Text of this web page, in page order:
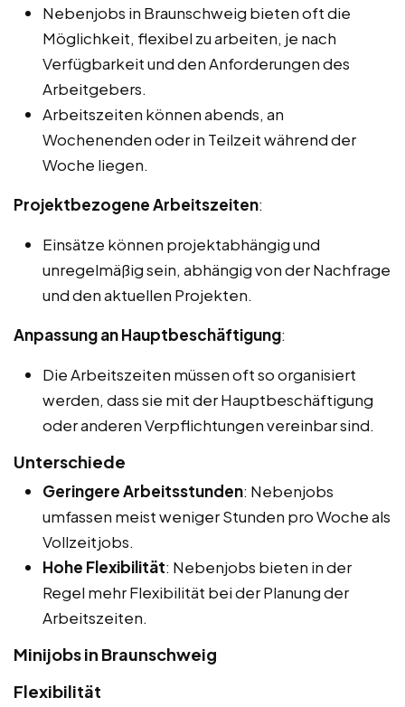
Nebenjobs in Braunschweig bieten oft die
Möglichkeit, flexibel zu arbeiten, je nach
Verfügbarkeit und den Anforderungen des
Arbeitgebers.
Arbeitszeiten können abends, an
Wochenenden oder in Teilzeit während der
Woche liegen.
Projektbezogene Arbeitszeiten:
Einsätze können projektabhängig und
unregelmäßig sein, abhängig von der Nachfrage
und den aktuellen Projekten.
Anpassung an Hauptbeschäftigung:
Die Arbeitszeiten müssen oft so organisiert
werden, dass sie mit der Hauptbeschäftigung
oder anderen Verpflichtungen vereinbar sind.
Unterschiede
Geringere Arbeitsstunden: Nebenjobs
umfassen meist weniger Stunden pro Woche als
Vollzeitjobs.
Hohe Flexibilität: Nebenjobs bieten in der
Regel mehr Flexibilität bei der Planung der
Arbeitszeiten.
Minijobs in Braunschweig
Flexibilität